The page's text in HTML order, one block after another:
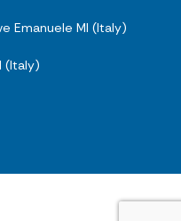
Emanuele MI (Italy)
(Italy)